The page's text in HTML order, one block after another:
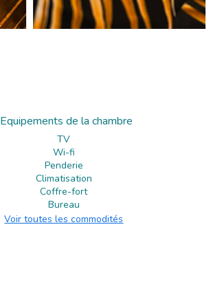
Equipements de la chambre
TV
Wi-fi
Penderie
Climatisation
Coffre-fort
Bureau
Voir toutes les commodités